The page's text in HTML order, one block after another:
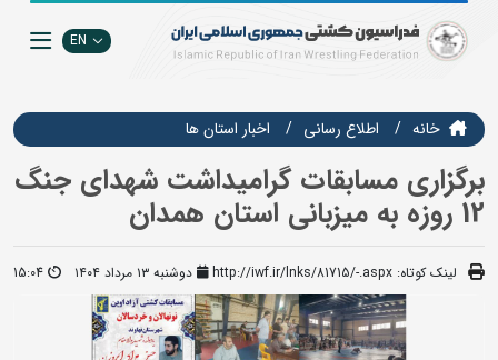
EN
خانه اطلاع رسانی اخبار استان ها
برگزاری مسابقات گرامیداشت شهدای جنگ
12 روزه به میزبانی استان همدان
لینک کوتاه: http://iwf.ir/lnks/81715/-.aspx دوشنبه ۱۳ مرداد ۱۴۰۴ 15:04